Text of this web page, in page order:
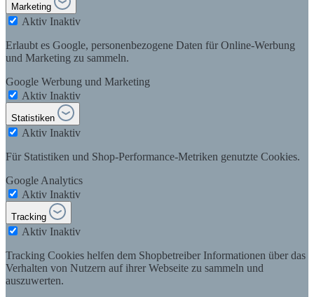
Marketing
Aktiv Inaktiv
Erlaubt es Google, personenbezogene Daten für Online-Werbung
und Marketing zu sammeln.
Google Werbung und Marketing
Aktiv Inaktiv
Statistiken
Aktiv Inaktiv
Für Statistiken und Shop-Performance-Metriken genutzte Cookies.
Google Analytics
Aktiv Inaktiv
Tracking
Aktiv Inaktiv
Tracking Cookies helfen dem Shopbetreiber Informationen über das
Verhalten von Nutzern auf ihrer Webseite zu sammeln und
auszuwerten.